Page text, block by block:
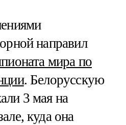
направил
мира по
. Белорусскую
3 мая на
куда она